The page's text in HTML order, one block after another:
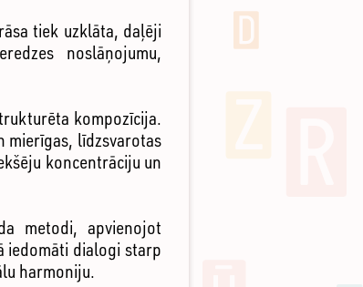
tiek uzklāta, daļēji
noslāņojumu,
kompozīcija.
mierīgas, līdzsvarotas
koncentrāciju un
metodi, apvienojot
iedomāti dialogi starp
harmoniju.